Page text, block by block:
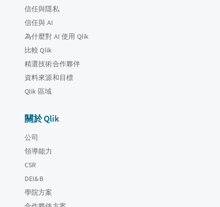
信任與隱私
信任與 AI
為什麼對 AI 使用 Qlik
比較 Qlik
精選技術合作夥伴
資料來源和目標
Qlik 區域
關於 Qlik
公司
領導能力
CSR
DEI&B
學院方案